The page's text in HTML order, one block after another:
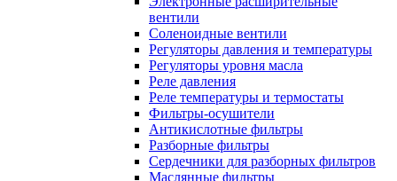
вентили
Соленоидные вентили
Регуляторы давления и температуры
Регуляторы уровня масла
Реле давления
Реле температуры и термостаты
Фильтры-осушители
Антикислотные фильтры
Разборные фильтры
Сердечники для разборных фильтров
Маслянные фильтры